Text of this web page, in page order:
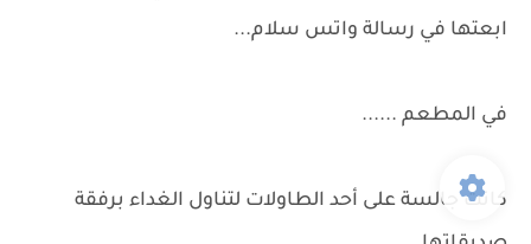
ابعتها في رسالة واتس سلام...
في المطعم ......
كانت جالسة على أحد الطاولات لتناول الغداء برفقة